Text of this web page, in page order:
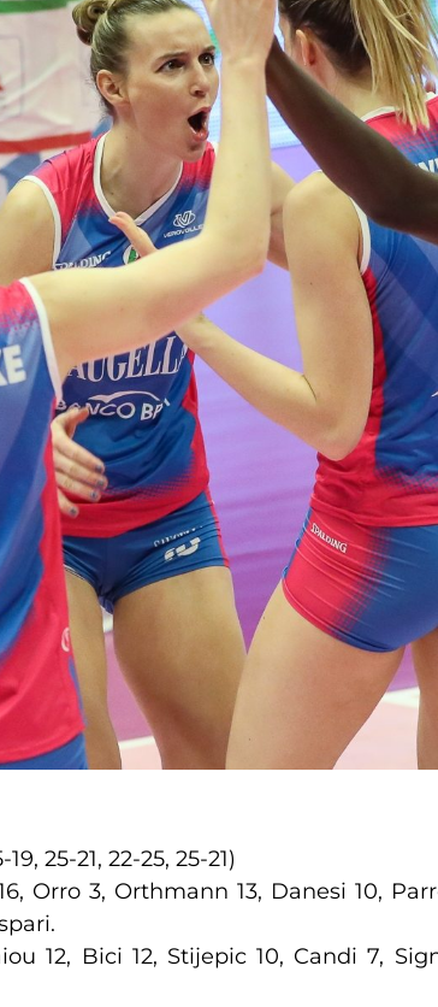
19, 25-21, 22-25, 25-21)
Orro 3, Orthmann 13, Danesi 10,
12, Bici 12, Stijepic 10, Candi 7,